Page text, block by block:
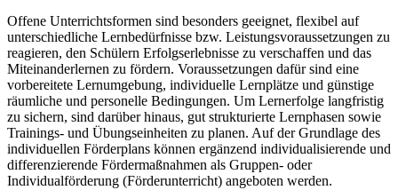
Offene Unterrichtsformen sind besonders geeignet, flexibel auf
unterschiedliche Lernbedürfnisse bzw. Leistungsvoraussetzungen zu
reagieren, den Schülern Erfolgserlebnisse zu verschaffen und das
Miteinanderlernen zu fördern. Voraussetzungen dafür sind eine
vorbereitete Lernumgebung, individuelle Lernplätze und günstige
räumliche und personelle Bedingungen. Um Lernerfolge langfristig
zu sichern, sind darüber hinaus, gut strukturierte Lernphasen sowie
Trainings- und Übungseinheiten zu planen. Auf der Grundlage des
individuellen Förderplans können ergänzend individualisierende und
differenzierende Fördermaßnahmen als Gruppen- oder
Individualförderung (Förderunterricht) angeboten werden.